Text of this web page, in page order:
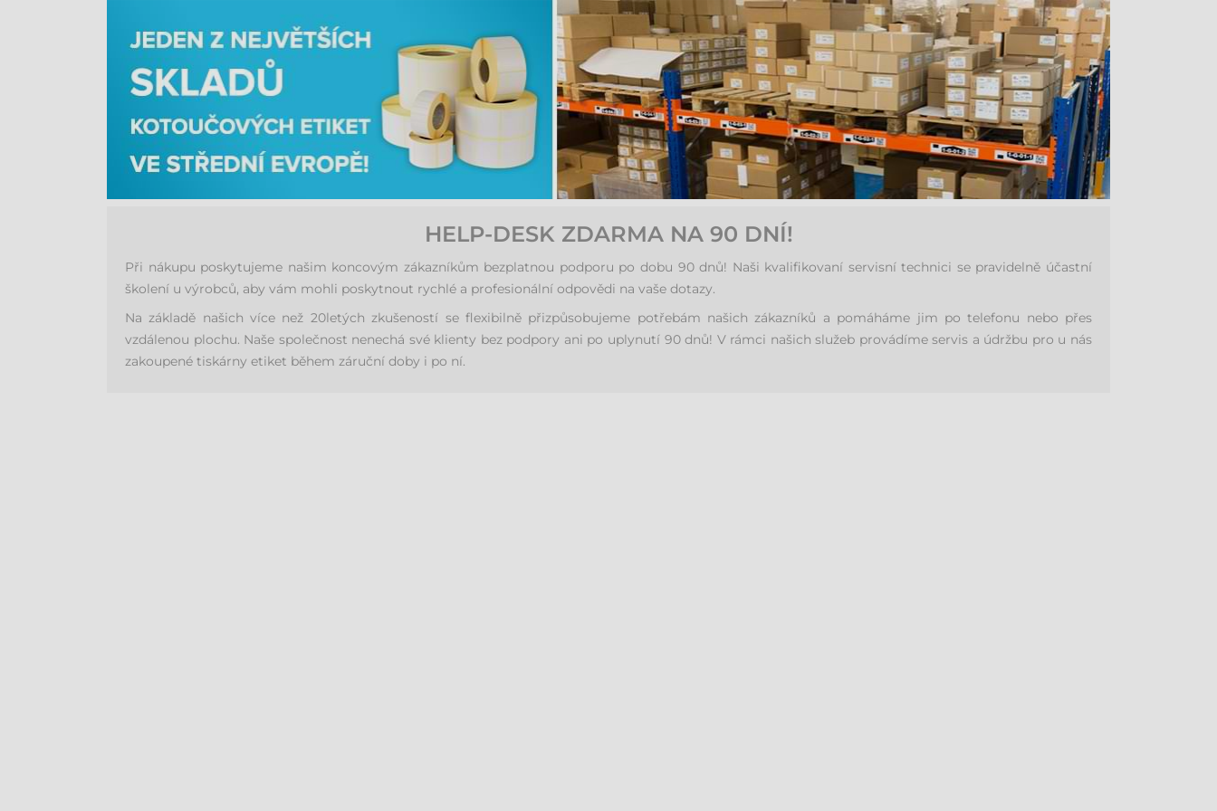
HELP-DESK ZDARMA NA 90 DNÍ!
Při nákupu poskytujeme našim koncovým zákazníkům bezplatnou podporu po dobu 90 dnů! Naši kvalifikovaní servisní technici se pravidelně účastní
školení u výrobců, aby vám mohli poskytnout rychlé a profesionální odpovědi na vaše dotazy.
Na základě našich více než 20letých zkušeností se flexibilně přizpůsobujeme potřebám našich zákazníků a pomáháme jim po telefonu nebo přes
vzdálenou plochu. Naše společnost nenechá své klienty bez podpory ani po uplynutí 90 dnů! V rámci našich služeb provádíme servis a údržbu pro u nás
zakoupené tiskárny etiket během záruční doby i po ní.